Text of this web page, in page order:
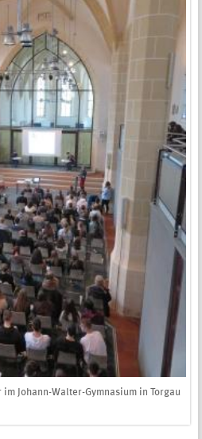
Johann-Walter-Gymnasium in Torgau